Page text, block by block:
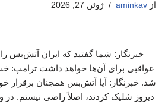
از aminkav ژوئن 27, 2026
خبرنگار: شما گفتید که ایران آتش‌بس را
عواقبی برای آن‌ها خواهد داشت ترامپ:
شد. خبرنگار: آیا آتش‌بس همچنان برقرار